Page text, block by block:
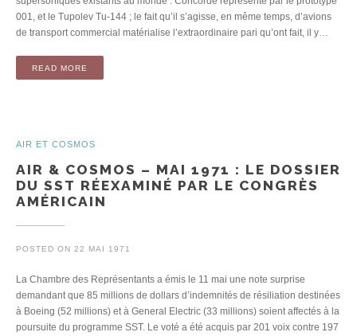
001, et le Tupolev Tu-144 ; le fait qu’il s’agisse, en même temps, d’avions
de transport commercial matérialise l’extraordinaire pari qu’ont fait, il y…
READ MORE
AIR ET COSMOS
AIR & COSMOS – MAI 1971 : LE DOSSIER
DU SST RÉEXAMINÉ PAR LE CONGRÈS
AMÉRICAIN
POSTED ON 22 MAI 1971
La Chambre des Représentants a émis le 11 mai une note surprise
demandant que 85 millions de dollars d’indemnités de résiliation destinées
à Boeing (52 millions) et à General Electric (33 millions) soient affectés à la
poursuite du programme SST. Le voté a été acquis par 201 voix contre 197